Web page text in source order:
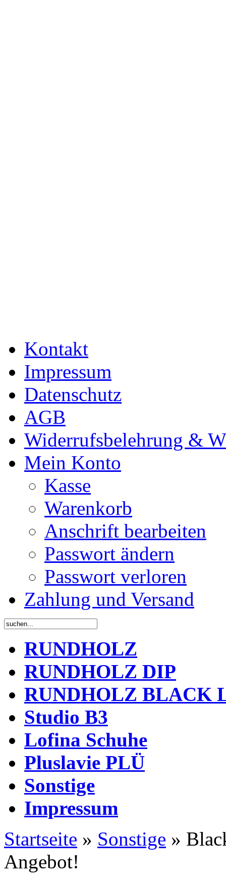
Kontakt
Impressum
Datenschutz
AGB
Widerrufsbelehrung &
Mein Konto
Kasse
Warenkorb
Anschrift bearbeiten
Passwort ändern
Passwort verloren
Zahlung und Versand
RUNDHOLZ
RUNDHOLZ DIP
RUNDHOLZ BLACK
Studio B3
Lofina Schuhe
Pluslavie PLÜ
Sonstige
Impressum
Startseite » Sonstige »
Angebot!